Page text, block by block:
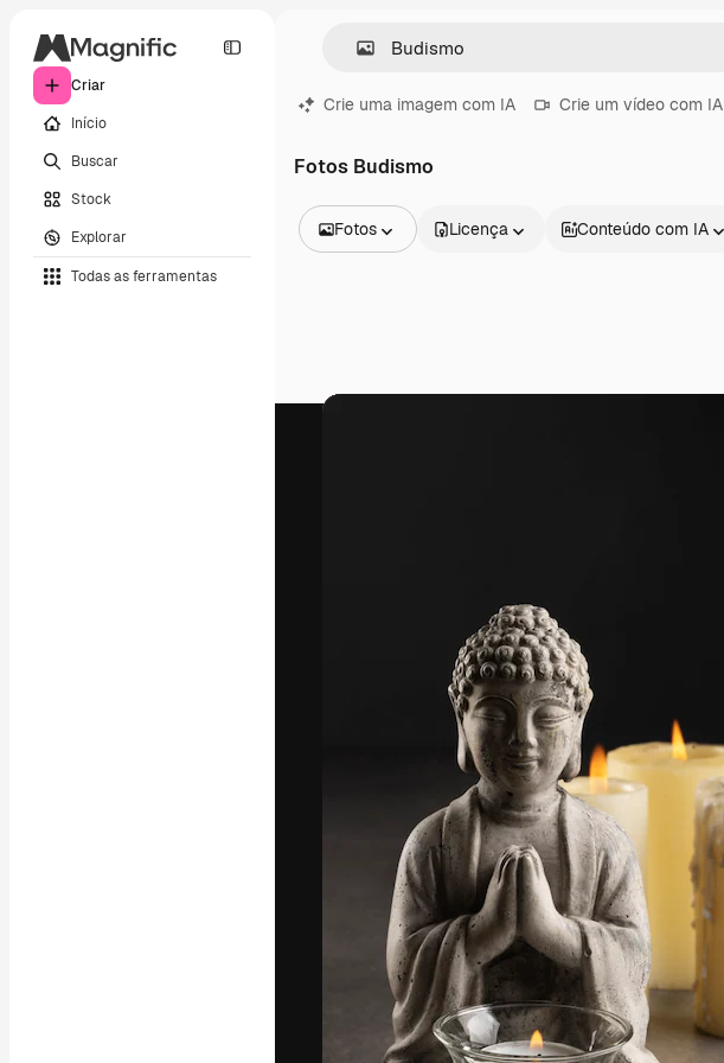
Criar
Início
Buscar
Stock
Explorar
Todas as ferramentas
Crie uma imagem com IA Crie um vídeo com IA
Fotos Budismo
Fotos
Vídeos
Licença Conteúdo com IA
assinantes entre criativos, empresas,
agências e estúdios.
Português
Copyright © 2010- Freepik Company S.L.U.